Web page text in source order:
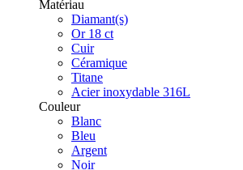
Matériau
Diamant(s)
Or 18 ct
Cuir
Céramique
Titane
Acier inoxydable 316L
Couleur
Blanc
Bleu
Argent
Noir